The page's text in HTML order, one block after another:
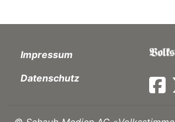
Impressum
Datenschutz